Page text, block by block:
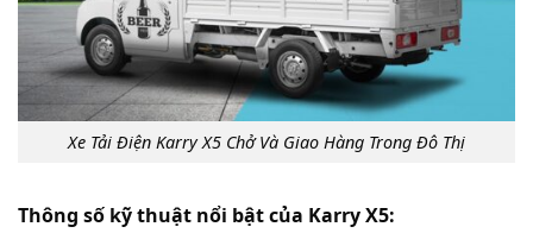
Xe Tải Điện Karry X5 Chở Và Giao Hàng Trong Đô Thị
Thông số kỹ thuật nổi bật của Karry X5: